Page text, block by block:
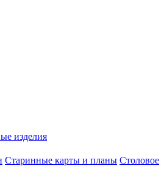
изделия
Старинные карты и планы Столовое